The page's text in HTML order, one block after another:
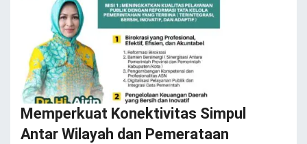
Memperkuat Konektivitas Simpul
Antar Wilayah dan Pemerataan